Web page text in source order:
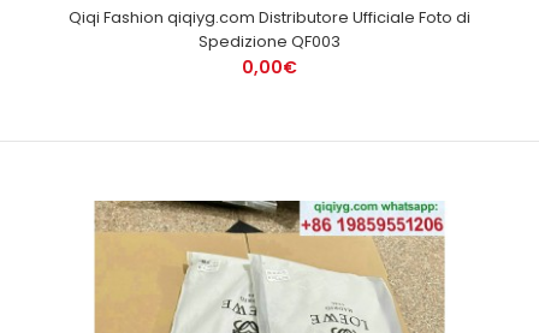
Qiqi Fashion qiqiyg.com Distributore Ufficiale Foto di
Spedizione QF003
0,00€